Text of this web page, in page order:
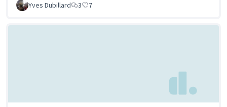
Yves Dubillard 3 7